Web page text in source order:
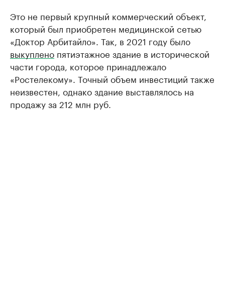
Это не первый крупный коммерческий объект,
который был приобретен медицинской сетью
«Доктор Арбитайло». Так, в 2021 году было
выкуплено пятиэтажное здание в исторической
части города, которое принадлежало
«Ростелекому». Точный объем инвестиций также
неизвестен, однако здание выставлялось на
продажу за 212 млн руб.